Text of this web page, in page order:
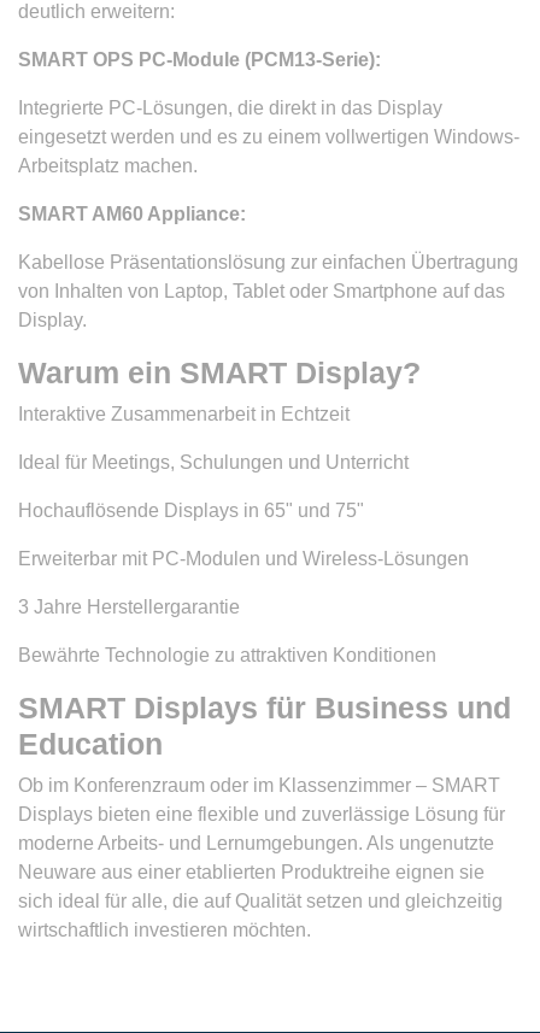
deutlich erweitern:
SMART OPS PC-Module (PCM13-Serie):
Integrierte PC-Lösungen, die direkt in das Display
eingesetzt werden und es zu einem vollwertigen Windows-
Arbeitsplatz machen.
SMART AM60 Appliance:
Kabellose Präsentationslösung zur einfachen Übertragung
von Inhalten von Laptop, Tablet oder Smartphone auf das
Display.
Warum ein SMART Display?
Interaktive Zusammenarbeit in Echtzeit
Ideal für Meetings, Schulungen und Unterricht
Hochauflösende Displays in 65" und 75"
Erweiterbar mit PC-Modulen und Wireless-Lösungen
3 Jahre Herstellergarantie
Bewährte Technologie zu attraktiven Konditionen
SMART Displays für Business und
Education
Ob im Konferenzraum oder im Klassenzimmer – SMART
Displays bieten eine flexible und zuverlässige Lösung für
moderne Arbeits- und Lernumgebungen. Als ungenutzte
Neuware aus einer etablierten Produktreihe eignen sie
sich ideal für alle, die auf Qualität setzen und gleichzeitig
wirtschaftlich investieren möchten.